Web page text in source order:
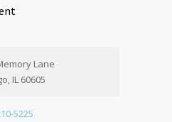
Lane
IL 60605
5225